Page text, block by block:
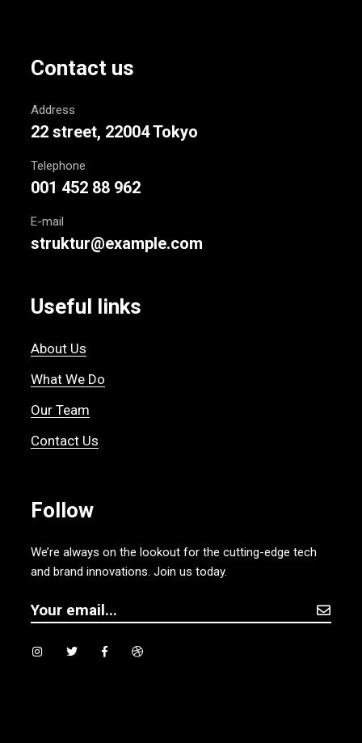
Contact us
Address
22 street, 22004 Tokyo
Telephone
001 452 88 962
E-mail
struktur@example.com
Useful links
About Us
What We Do
Our Team
Contact Us
Follow
We’re always on the lookout for the cutting-edge tech
and brand innovations. Join us today.